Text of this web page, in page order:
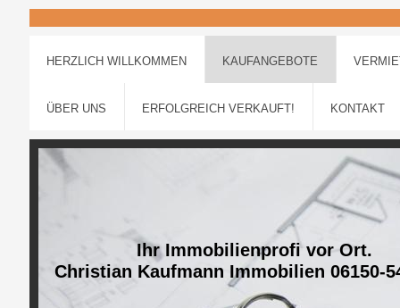
HERZLICH WILLKOMMEN KAUFANGEBOTE
ÜBER UNS ERFOLGREICH VERKAUFT! KONTAKT
Ihr Immobilienprofi vor Ort.
Christian Kaufmann Immobilien 06150-